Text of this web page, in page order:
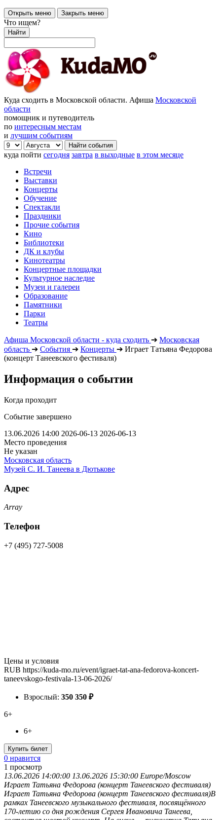
Открыть меню Закрыть меню
Что ищем?
Найти
Куда сходить в Московской области. Афиша Московской
области
помощник и путеводитель
по интересным местам
и лучшим событиям
куда пойти сегодня завтра в выходные в этом месяце
Встречи
Выставки
Концерты
Обучение
Спектакли
Праздники
Прочие события
Кино
Библиотеки
ДК и клубы
Кинотеатры
Концертные площадки
Культурное наследие
Музеи и галереи
Образование
Памятники
Парки
Театры
Афиша Московской области - куда сходить ➔ Московская
область ➔ События ➔ Концерты ➔ Играет Татьяна Федорова
(концерт Танеевского фестиваля)
Информация о событии
Когда проходит
Событие завершено
13.06.2026 14:00 2026-06-13 2026-06-13
Место проведения
Не указан
Московская область
Музей С. И. Танеева в Дютькове
Адрес
Array
Телефон
+7 (495) 727-5008
Цены и условия
RUB https://kuda-mo.ru/event/igraet-tat-ana-fedorova-koncert-
taneevskogo-festivala-13-06-2026/
Взрослый: 350 350 ₽
6+
6+
Купить билет
0 нравится
1 просмотр
13.06.2026 14:00:00 13.06.2026 15:30:00 Europe/Moscow
Играет Татьяна Федорова (концерт Танеевского фестиваля)
Играет Татьяна Федорова (концерт Танеевского фестиваля)В
рамках Танеевского музыкального фестиваля, посвящённого
170-летию со дня рождения Сергея Ивановича Танеева,